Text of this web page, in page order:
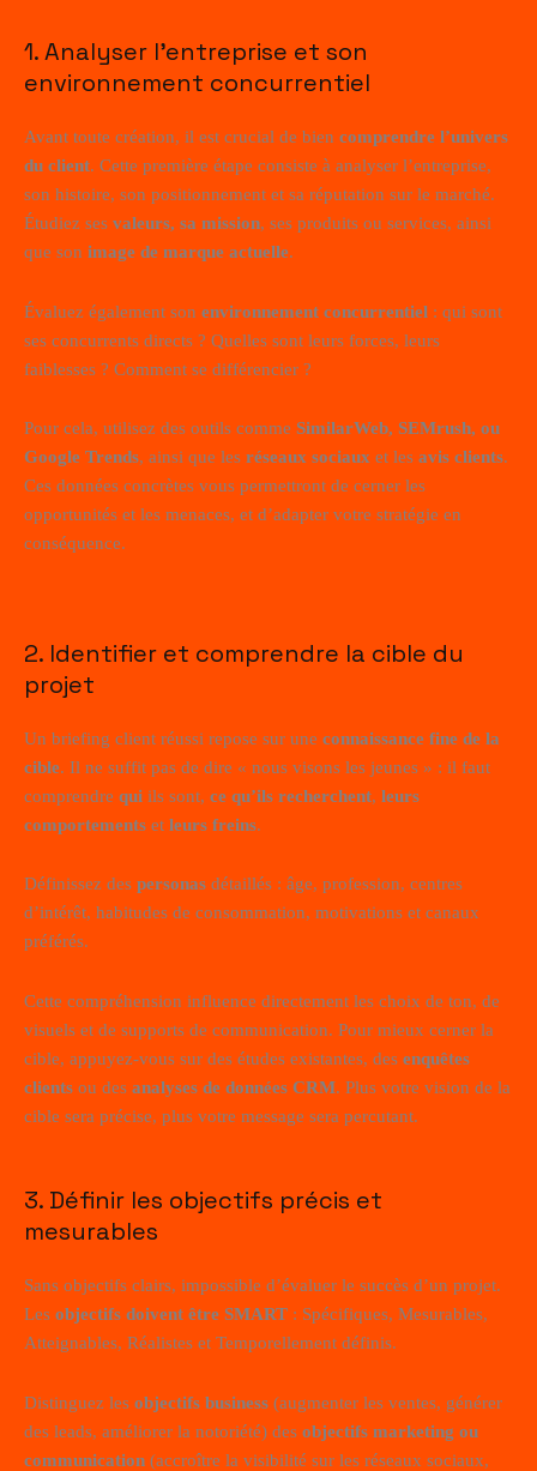
1. Analyser l’entreprise et son
environnement concurrentiel
Avant toute création, il est crucial de bien comprendre l’univers
du client. Cette première étape consiste à analyser l’entreprise,
son histoire, son positionnement et sa réputation sur le marché.
Étudiez ses valeurs, sa mission, ses produits ou services, ainsi
que son image de marque actuelle.
Évaluez également son environnement concurrentiel : qui sont
ses concurrents directs ? Quelles sont leurs forces, leurs
faiblesses ? Comment se différencier ?
Pour cela, utilisez des outils comme SimilarWeb, SEMrush, ou
Google Trends, ainsi que les réseaux sociaux et les avis clients.
Ces données concrètes vous permettront de cerner les
opportunités et les menaces, et d’adapter votre stratégie en
conséquence.
2. Identifier et comprendre la cible du
projet
Un briefing client réussi repose sur une connaissance fine de la
cible. Il ne suffit pas de dire « nous visons les jeunes » : il faut
comprendre qui ils sont, ce qu’ils recherchent, leurs
comportements et leurs freins.
Définissez des personas détaillés : âge, profession, centres
d’intérêt, habitudes de consommation, motivations et canaux
préférés.
Cette compréhension influence directement les choix de ton, de
visuels et de supports de communication. Pour mieux cerner la
cible, appuyez-vous sur des études existantes, des enquêtes
clients ou des analyses de données CRM. Plus votre vision de la
cible sera précise, plus votre message sera percutant.
3. Définir les objectifs précis et
mesurables
Sans objectifs clairs, impossible d’évaluer le succès d’un projet.
Les objectifs doivent être SMART : Spécifiques, Mesurables,
Atteignables, Réalistes et Temporellement définis.
Distinguez les objectifs business (augmenter les ventes, générer
des leads, améliorer la notoriété) des objectifs marketing ou
communication (accroître la visibilité sur les réseaux sociaux,